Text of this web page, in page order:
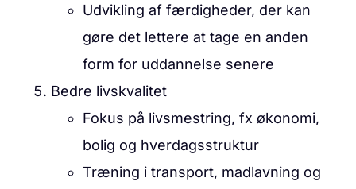
Udvikling af færdigheder, der kan
gøre det lettere at tage en anden
form for uddannelse senere
Bedre livskvalitet
Fokus på livsmestring, fx økonomi,
bolig og hverdagsstruktur
Træning i transport, madlavning og